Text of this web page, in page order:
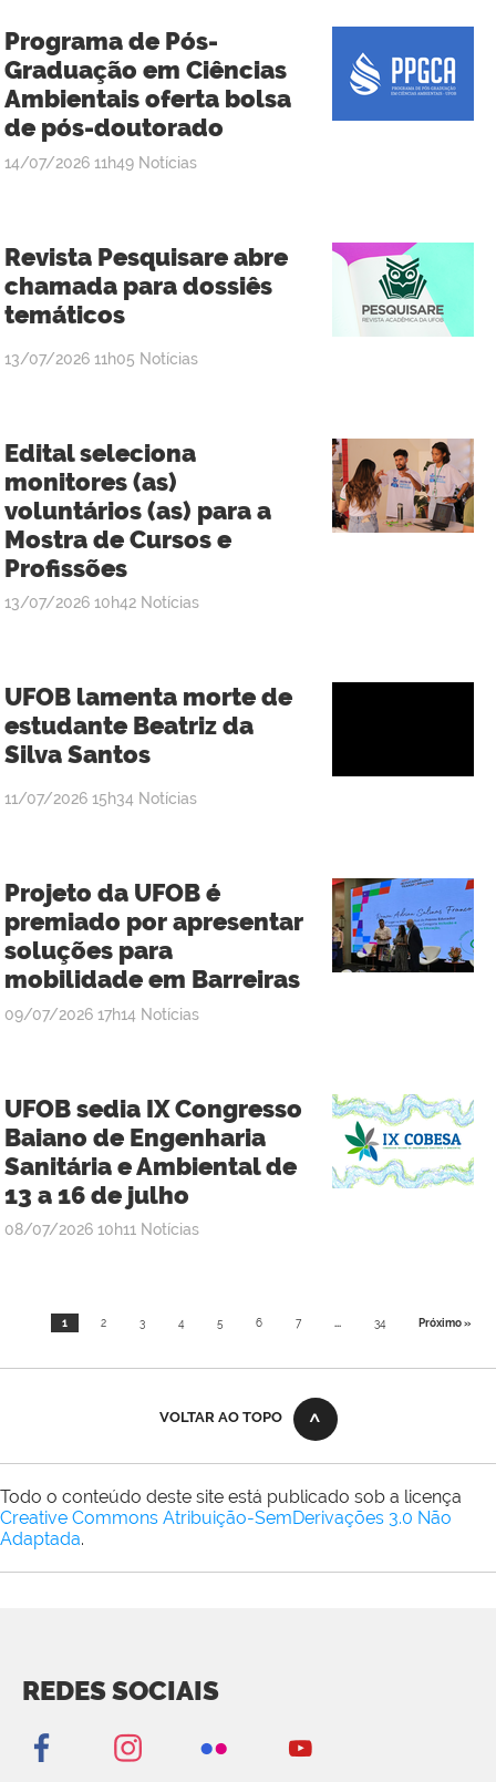
Programa de Pós-
Graduação em Ciências
Ambientais oferta bolsa
de pós-doutorado
publicado
14/07/2026 11h49 Notícias
Revista Pesquisare abre
chamada para dossiês
temáticos
publicado
13/07/2026 11h05 Notícias
Edital seleciona
monitores (as)
voluntários (as) para a
Mostra de Cursos e
Profissões
publicado
13/07/2026 10h42 Notícias
UFOB lamenta morte de
estudante Beatriz da
Silva Santos
publicado
11/07/2026 15h34 Notícias
Projeto da UFOB é
premiado por apresentar
soluções para
mobilidade em Barreiras
publicado
09/07/2026 17h14 Notícias
UFOB sedia IX Congresso
Baiano de Engenharia
Sanitária e Ambiental de
13 a 16 de julho
publicado
08/07/2026 10h11 Notícias
1 2 3 4 5 6 7 ... 34 Próximo »
VOLTAR AO TOPO
Todo o conteúdo deste site está publicado sob a licença
Creative Commons Atribuição-SemDerivações 3.0 Não
Adaptada.
REDES SOCIAIS